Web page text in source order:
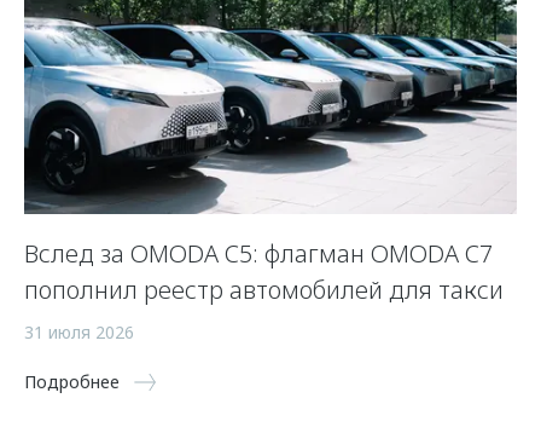
Вслед за OMODA C5: флагман OMODA C7
пополнил реестр автомобилей для такси
31 июля 2026
Подробнее